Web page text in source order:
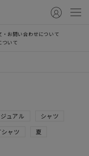
・お問い合わせについて
ついて
ュアル
シャツ
シャツ
夏